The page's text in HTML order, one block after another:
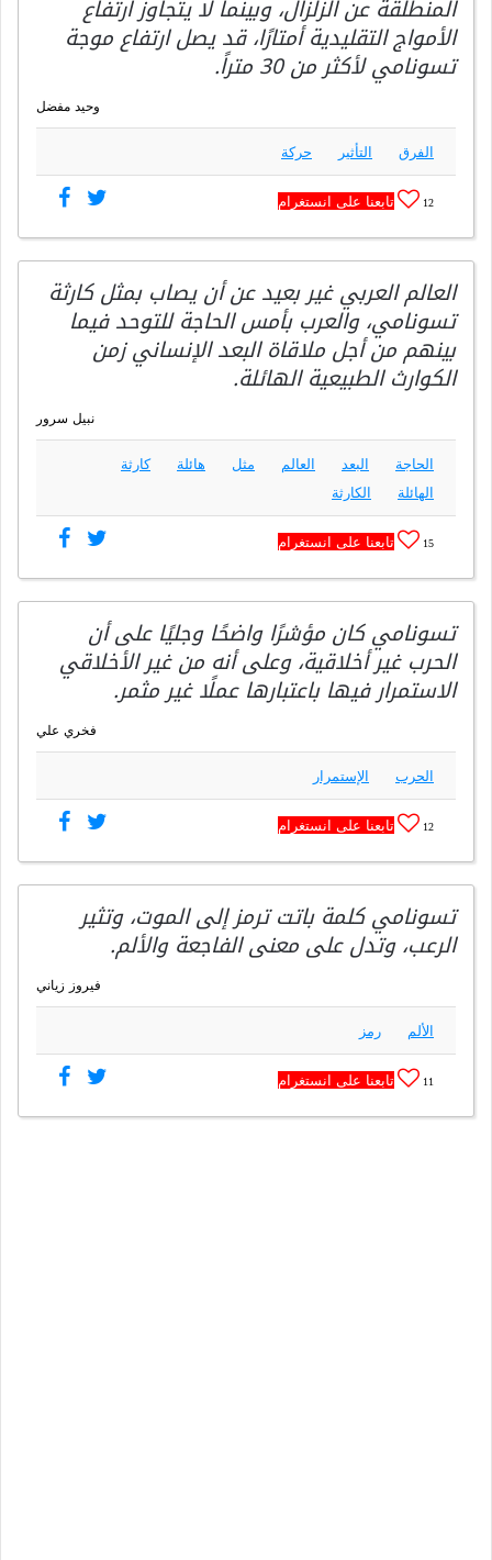
المنطلقة عن الزلزال، وبينما لا يتجاوز ارتفاع
الأمواج التقليدية أمتارًا، قد يصل ارتفاع موجة
تسونامي لأكثر من 30 متراً.
وحيد مفضل
الفرق التأثير حركة
12 تابعنا على انستغرام
العالم العربي غير بعيد عن أن يصاب بمثل كارثة
تسونامي، والعرب بأمس الحاجة للتوحد فيما
بينهم من أجل ملاقاة البعد الإنساني زمن
الكوارث الطبيعية الهائلة.
نبيل سرور
الحاجة البعد العالم مثل هائلة
كارثة
الهائلة
الكارثة
15 تابعنا على انستغرام
تسونامي كان مؤشرًا واضحًا وجليًا على أن
الحرب غير أخلاقية، وعلى أنه من غير الأخلاقي
الاستمرار فيها باعتبارها عملًا غير مثمر.
فخري علي
الحرب الإستمرار
12 تابعنا على انستغرام
تسونامي كلمة باتت ترمز إلى الموت، وتثير
الرعب، وتدل على معنى الفاجعة والألم.
فيروز زياني
الألم رمز
11 تابعنا على انستغرام